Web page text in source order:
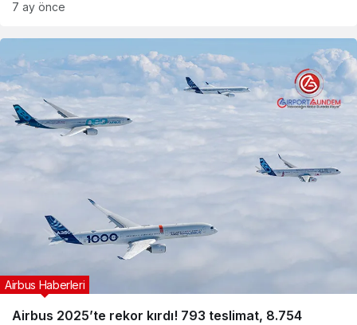
7 ay önce
Airbus 2025’te rekor kırdı! 793 teslimat, 8.754
Airbus Haberleri